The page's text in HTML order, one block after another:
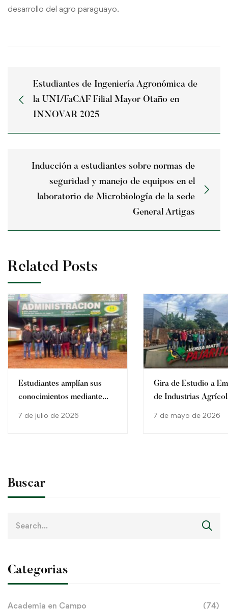
desarrollo del agro paraguayo.
Estudiantes de Ingeniería Agronómica de
la UNI/FaCAF Filial Mayor Otaño en
INNOVAR 2025
Inducción a estudiantes sobre normas de
seguridad y manejo de equipos en el
laboratorio de Microbiología de la sede
General Artigas
Related Posts
Estudiantes amplían sus
conocimientos mediante
7 de julio de 2026
Gira de Estudio a
de Industrias
7 de mayo de 2026
Buscar
Categorias
Academia en Campo (74)